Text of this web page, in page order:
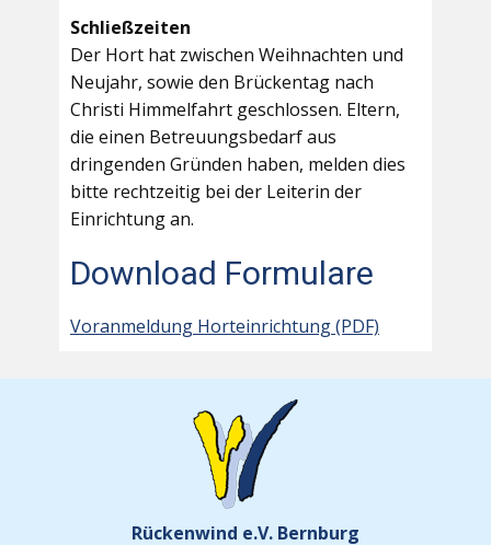
Schließzeiten
Der Hort hat zwischen Weihnachten und
Neujahr, sowie den Brückentag nach
Christi Himmelfahrt geschlossen. Eltern,
die einen Betreuungsbedarf aus
dringenden Gründen haben, melden dies
bitte rechtzeitig bei der Leiterin der
Einrichtung an.
Download Formulare
Voranmeldung Horteinrichtung (PDF)
Rückenwind e.V. Bernburg